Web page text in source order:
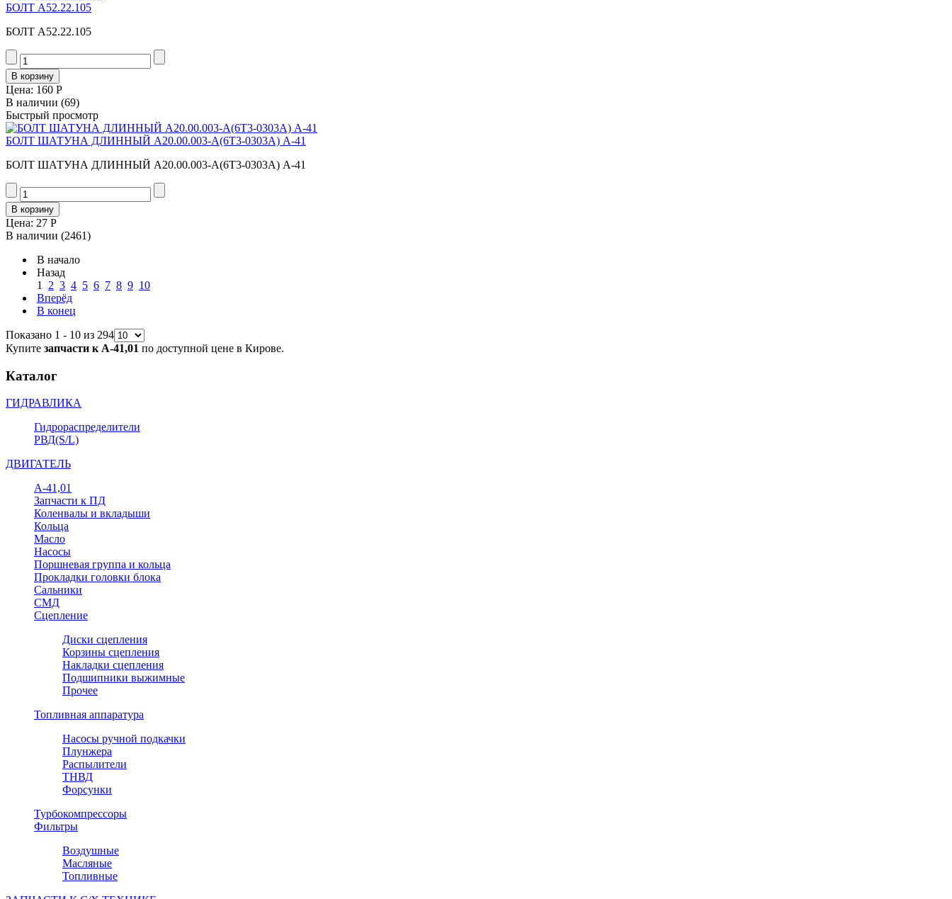
БОЛТ А52.22.105
БОЛТ А52.22.105
Цена: 160 Р
В наличии (69)
Быстрый просмотр
БОЛТ ШАТУНА ДЛИННЫЙ А20.00.003-А(6Т3-0303А) А-41
БОЛТ ШАТУНА ДЛИННЫЙ А20.00.003-А(6Т3-0303А) А-41
Цена: 27 Р
В наличии (2461)
В начало
Назад
1
2 3 4 5 6 7 8 9 10
Вперёд
В конец
Показано 1 - 10 из 294
Купите запчасти к А-41,01 по доступной цене в Кирове.
Каталог
ГИДРАВЛИКА
Гидрораспределители
РВД(S/L)
ДВИГАТЕЛЬ
А-41,01
Запчасти к ПД
Коленвалы и вкладыши
Кольца
Масло
Насосы
Поршневая группа и кольца
Прокладки головки блока
Сальники
СМД
Сцепление
Диски сцепления
Корзины сцепления
Накладки сцепления
Подшипники выжимные
Прочее
Топливная аппаратура
Насосы ручной подкачки
Плунжера
Распылители
ТНВД
Форсунки
Турбокомпрессоры
Фильтры
Воздушные
Масляные
Топливные